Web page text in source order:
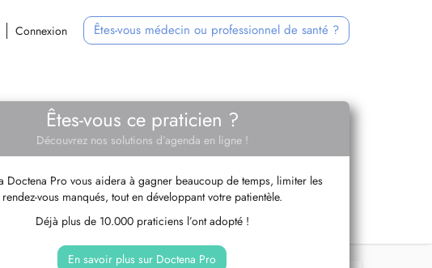
Connexion Êtes-vous médecin ou professionnel de santé ?
Êtes-vous ce praticien ?
Découvrez nos solutions d’agenda en ligne !
Doctena Pro vous aidera à gagner beaucoup de temps, limiter les
rendez-vous manqués, tout en développant votre patientèle.
Déjà plus de 10.000 praticiens l’ont adopté !
En savoir plus sur Doctena Pro